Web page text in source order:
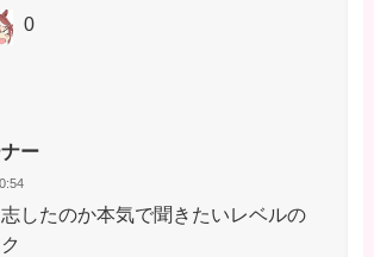
0
ー
したのか本気で聞きたいレベルの